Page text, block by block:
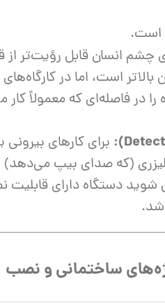
است.
چشم انسان قابل
است، اما در
در فاصله‌ای که معمولاً
برای کارهای
لیزری (که صدای بیپ می‌دهد)
دستگاه دارای قابلیت